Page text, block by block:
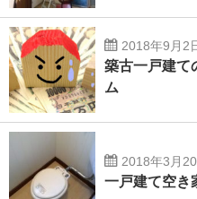
2018年9月2
築古一戸建て
ム
2018年3月20
一戸建て空き